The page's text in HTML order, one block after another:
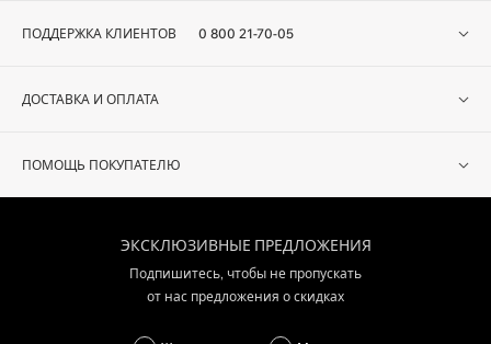
ПОДДЕРЖКА КЛИЕНТОВ 0 800 21-70-05
ДОСТАВКА И ОПЛАТА
ПОМОЩЬ ПОКУПАТЕЛЮ
ЭКСКЛЮЗИВНЫЕ ПРЕДЛОЖЕНИЯ
Подпишитесь, чтобы не пропускать
от нас предложения о скидках